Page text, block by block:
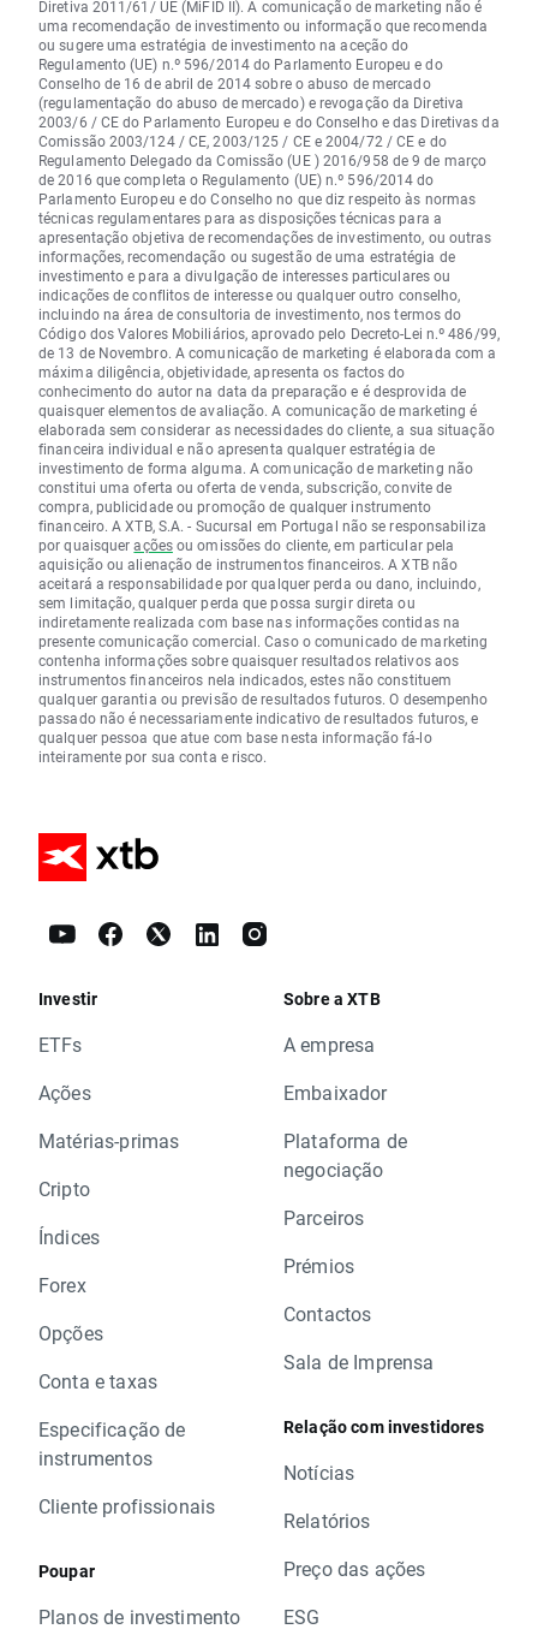
Diretiva 2011/61/ UE (MiFID II). A comunicação de marketing não é
uma recomendação de investimento ou informação que recomenda
ou sugere uma estratégia de investimento na aceção do
Regulamento (UE) n.º 596/2014 do Parlamento Europeu e do
Conselho de 16 de abril de 2014 sobre o abuso de mercado
(regulamentação do abuso de mercado) e revogação da Diretiva
2003/6 / CE do Parlamento Europeu e do Conselho e das Diretivas da
Comissão 2003/124 / CE, 2003/125 / CE e 2004/72 / CE e do
Regulamento Delegado da Comissão (UE ) 2016/958 de 9 de março
de 2016 que completa o Regulamento (UE) n.º 596/2014 do
Parlamento Europeu e do Conselho no que diz respeito às normas
técnicas regulamentares para as disposições técnicas para a
apresentação objetiva de recomendações de investimento, ou outras
informações, recomendação ou sugestão de uma estratégia de
investimento e para a divulgação de interesses particulares ou
indicações de conflitos de interesse ou qualquer outro conselho,
incluindo na área de consultoria de investimento, nos termos do
Código dos Valores Mobiliários, aprovado pelo Decreto-Lei n.º 486/99,
de 13 de Novembro. A comunicação de marketing é elaborada com a
máxima diligência, objetividade, apresenta os factos do
conhecimento do autor na data da preparação e é desprovida de
quaisquer elementos de avaliação. A comunicação de marketing é
elaborada sem considerar as necessidades do cliente, a sua situação
financeira individual e não apresenta qualquer estratégia de
investimento de forma alguma. A comunicação de marketing não
constitui uma oferta ou oferta de venda, subscrição, convite de
compra, publicidade ou promoção de qualquer instrumento
financeiro. A XTB, S.A. - Sucursal em Portugal não se responsabiliza
por quaisqueraçõesou omissões do cliente, em particular pela
aquisição ou alienação de instrumentos financeiros. A XTB não
aceitará a responsabilidade por qualquer perda ou dano, incluindo,
sem limitação, qualquer perda que possa surgir direta ou
indiretamente realizada com base nas informações contidas na
presente comunicação comercial. Caso o comunicado de marketing
contenha informações sobre quaisquer resultados relativos aos
instrumentos financeiros nela indicados, estes não constituem
qualquer garantia ou previsão de resultados futuros. O desempenho
passado não é necessariamente indicativo de resultados futuros, e
qualquer pessoa que atue com base nesta informação fá-lo
inteiramente por sua conta e risco.
Investir
ETFs
Ações
Matérias-primas
Cripto
Índices
Forex
Opções
Conta e taxas
Especificação de
instrumentos
Cliente profissionais
Poupar
Planos de investimento
Sobre a XTB
A empresa
Embaixador
Plataforma de
negociação
Parceiros
Prémios
Contactos
Sala de Imprensa
Relação com investidores
Notícias
Relatórios
Preço das ações
ESG